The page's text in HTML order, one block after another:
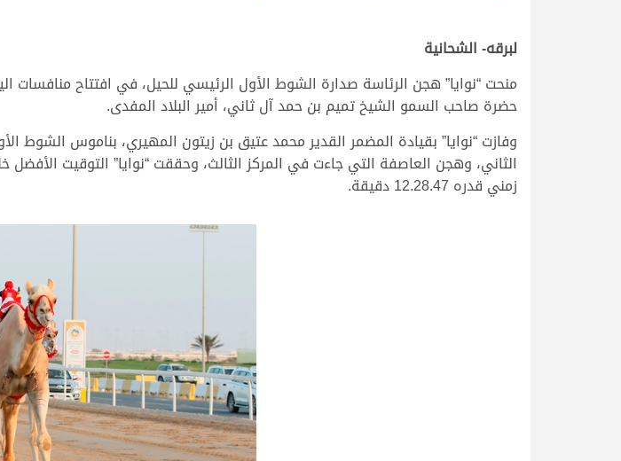
لبرقه- الشحانية
منحت “نوايا” هجن الرئاسة صدارة الشوط الأول الرئيسي للحيل، في افتتاح
حضرة صاحب السمو الشيخ تميم بن حمد آل ثاني، أمير البلاد المفدى.
وفازت “نوايا” بقيادة المضمر القدير محمد عتيق بن زيتون المهيري، بناموس
زمني قدره 12.28.47 دقيقة.